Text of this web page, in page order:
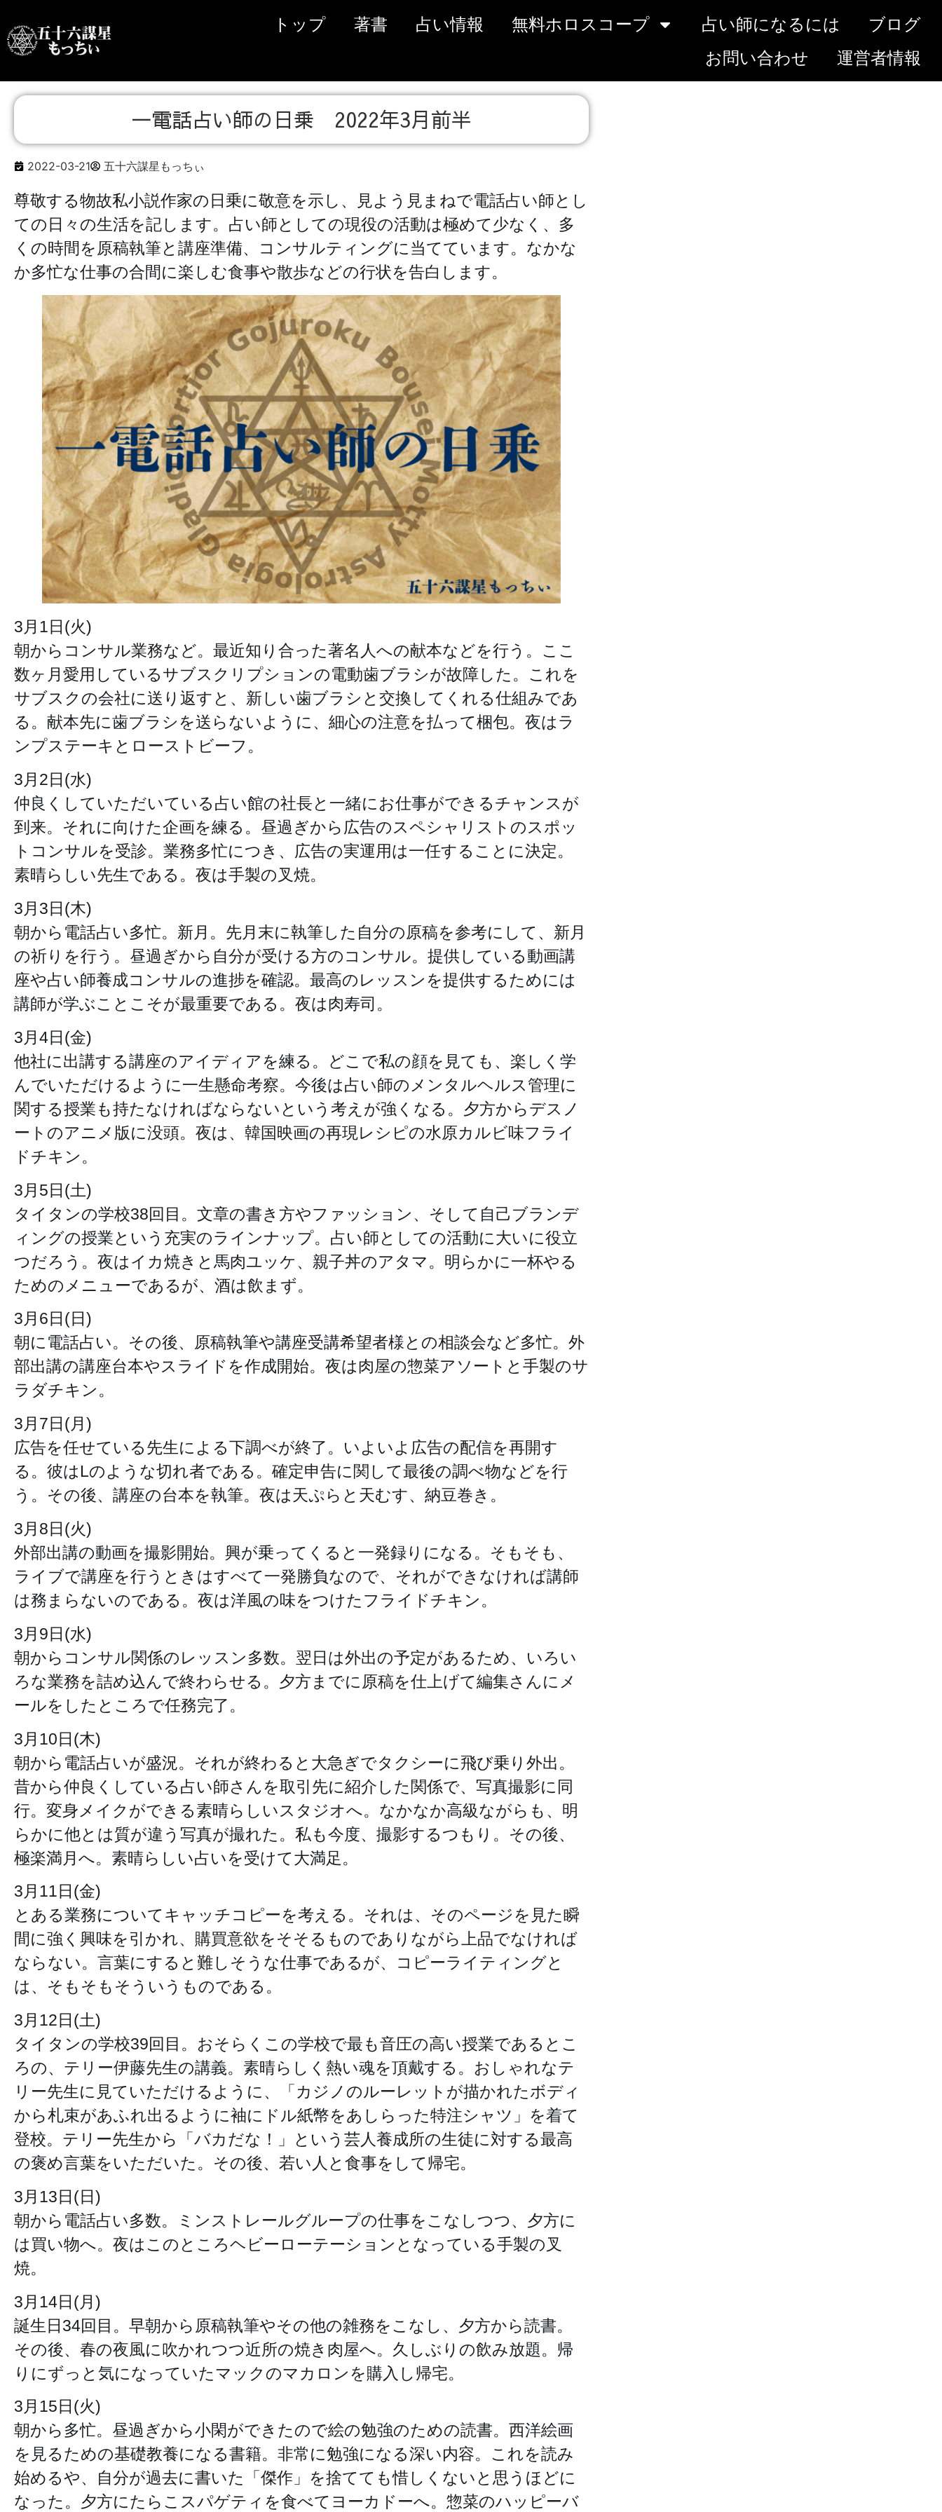
トップ 著書 占い情報 無料ホロスコープ 占い師になるには
ブログ
お問い合わせ
運営者情報
一電話占い師の日乗 2022年3月前半
2022-03-21 五十六謀星もっちぃ
尊敬する物故私小説作家の日乗に敬意を示し、見よう見まねで電話占い師とし
ての日々の生活を記します。占い師としての現役の活動は極めて少なく、多
くの時間を原稿執筆と講座準備、コンサルティングに当てています。なかな
か多忙な仕事の合間に楽しむ食事や散歩などの行状を告白します。
3月1日(火)
朝からコンサル業務など。最近知り合った著名人への献本などを行う。ここ
数ヶ月愛用しているサブスクリプションの電動歯ブラシが故障した。これを
サブスクの会社に送り返すと、新しい歯ブラシと交換してくれる仕組みであ
る。献本先に歯ブラシを送らないように、細心の注意を払って梱包。夜はラ
ンプステーキとローストビーフ。
3月2日(水)
仲良くしていただいている占い館の社長と一緒にお仕事ができるチャンスが
到来。それに向けた企画を練る。昼過ぎから広告のスペシャリストのスポッ
トコンサルを受診。業務多忙につき、広告の実運用は一任することに決定。
素晴らしい先生である。夜は手製の叉焼。
3月3日(木)
朝から電話占い多忙。新月。先月末に執筆した自分の原稿を参考にして、新月
の祈りを行う。昼過ぎから自分が受ける方のコンサル。提供している動画講
座や占い師養成コンサルの進捗を確認。最高のレッスンを提供するためには
講師が学ぶことこそが最重要である。夜は肉寿司。
3月4日(金)
他社に出講する講座のアイディアを練る。どこで私の顔を見ても、楽しく学
んでいただけるように一生懸命考察。今後は占い師のメンタルヘルス管理に
関する授業も持たなければならないという考えが強くなる。夕方からデスノ
ートのアニメ版に没頭。夜は、韓国映画の再現レシピの水原カルビ味フライ
ドチキン。
3月5日(土)
タイタンの学校38回目。文章の書き方やファッション、そして自己ブランデ
ィングの授業という充実のラインナップ。占い師としての活動に大いに役立
つだろう。夜はイカ焼きと馬肉ユッケ、親子丼のアタマ。明らかに一杯やる
ためのメニューであるが、酒は飲まず。
3月6日(日)
朝に電話占い。その後、原稿執筆や講座受講希望者様との相談会など多忙。外
部出講の講座台本やスライドを作成開始。夜は肉屋の惣菜アソートと手製のサ
ラダチキン。
3月7日(月)
広告を任せている先生による下調べが終了。いよいよ広告の配信を再開す
る。彼はLのような切れ者である。確定申告に関して最後の調べ物などを行
う。その後、講座の台本を執筆。夜は天ぷらと天むす、納豆巻き。
3月8日(火)
外部出講の動画を撮影開始。興が乗ってくると一発録りになる。そもそも、
ライブで講座を行うときはすべて一発勝負なので、それができなければ講師
は務まらないのである。夜は洋風の味をつけたフライドチキン。
3月9日(水)
朝からコンサル関係のレッスン多数。翌日は外出の予定があるため、いろい
ろな業務を詰め込んで終わらせる。夕方までに原稿を仕上げて編集さんにメ
ールをしたところで任務完了。
3月10日(木)
朝から電話占いが盛況。それが終わると大急ぎでタクシーに飛び乗り外出。
昔から仲良くしている占い師さんを取引先に紹介した関係で、写真撮影に同
行。変身メイクができる素晴らしいスタジオへ。なかなか高級ながらも、明
らかに他とは質が違う写真が撮れた。私も今度、撮影するつもり。その後、
極楽満月へ。素晴らしい占いを受けて大満足。
3月11日(金)
とある業務についてキャッチコピーを考える。それは、そのページを見た瞬
間に強く興味を引かれ、購買意欲をそそるものでありながら上品でなければ
ならない。言葉にすると難しそうな仕事であるが、コピーライティングと
は、そもそもそういうものである。
3月12日(土)
タイタンの学校39回目。おそらくこの学校で最も音圧の高い授業であるとこ
ろの、テリー伊藤先生の講義。素晴らしく熱い魂を頂戴する。おしゃれなテ
リー先生に見ていただけるように、「カジノのルーレットが描かれたボディ
から札束があふれ出るように袖にドル紙幣をあしらった特注シャツ」を着て
登校。テリー先生から「バカだな！」という芸人養成所の生徒に対する最高
の褒め言葉をいただいた。その後、若い人と食事をして帰宅。
3月13日(日)
朝から電話占い多数。ミンストレールグループの仕事をこなしつつ、夕方に
は買い物へ。夜はこのところヘビーローテーションとなっている手製の叉
焼。
3月14日(月)
誕生日34回目。早朝から原稿執筆やその他の雑務をこなし、夕方から読書。
その後、春の夜風に吹かれつつ近所の焼き肉屋へ。久しぶりの飲み放題。帰
りにずっと気になっていたマックのマカロンを購入し帰宅。
3月15日(火)
朝から多忙。昼過ぎから小閑ができたので絵の勉強のための読書。西洋絵画
を見るための基礎教養になる書籍。非常に勉強になる深い内容。これを読み
始めるや、自分が過去に書いた「傑作」を捨てても惜しくないと思うほどに
なった。夕方にたらこスパゲティを食べてヨーカドーへ。惣菜のハッピーバ